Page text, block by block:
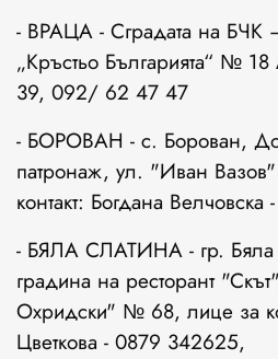
- ВРАЦА - Сградата на БЧК
„Кръстьо Българията“ №
39, 092/ 62 47 47
- БОРОВАН - с. Борован,
патронаж, ул. "Иван
контакт: Богдана
- БЯЛА СЛАТИНА - гр. Бяла
градина на ресторант
Охридски" № 68, лице за
Цветкова - 0879 342625,